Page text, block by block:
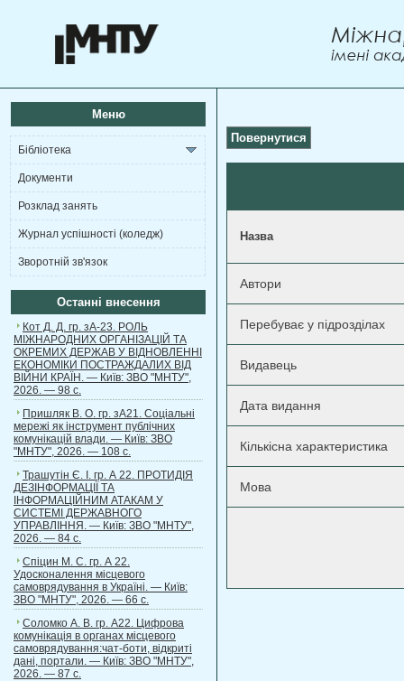
Меню
Бібліотека
Документи
Розклад занять
Журнал успішності (коледж)
Зворотній зв'язок
Останні внесення
Кот Д. Д. гр. зА-23. РОЛЬ
МІЖНАРОДНИХ ОРГАНІЗАЦІЙ ТА
ОКРЕМИХ ДЕРЖАВ У ВІДНОВЛЕННІ
ЕКОНОМІКИ ПОСТРАЖДАЛИХ ВІД
ВІЙНИ КРАЇН. — Київ: ЗВО "МНТУ",
2026. — 98 с.
Пришляк В. О. гр. зА21. Соціальні
мережі як інструмент публічних
комунікацій влади. — Київ: ЗВО
"МНТУ", 2026. — 108 с.
Трашутін Є. І. гр. А 22. ПРОТИДІЯ
ДЕЗІНФОРМАЦІЇ ТА
ІНФОРМАЦІЙНИМ АТАКАМ У
СИСТЕМІ ДЕРЖАВНОГО
УПРАВЛІННЯ. — Київ: ЗВО "МНТУ",
2026. — 84 с.
Спіцин М. С. гр. А 22.
Удосконалення місцевого
самоврядування в Україні. — Київ:
ЗВО "МНТУ", 2026. — 66 с.
Соломко А. В. гр. А22. Цифрова
комунікація в органах місцевого
самоврядування:чат-боти, відкриті
дані, портали. — Київ: ЗВО "МНТУ",
2026. — 87 с.
Повернутися
Назва
Автори
Перебуває у підрозділах
Видавець
Дата видання
Кількісна характеристика
Мова